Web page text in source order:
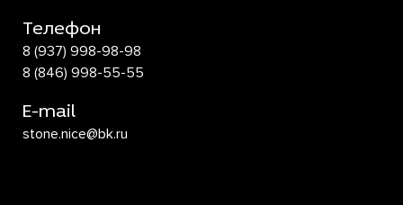
Телефон
8 (937) 998-98-98
8 (846) 998-55-55
E-mail
stone.nice@bk.ru